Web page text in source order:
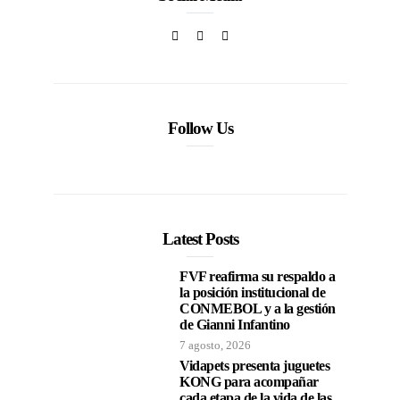
Follow Us
Latest Posts
FVF reafirma su respaldo a
la posición institucional de
CONMEBOL y a la gestión
de Gianni Infantino
7 agosto, 2026
Vidapets presenta juguetes
KONG para acompañar